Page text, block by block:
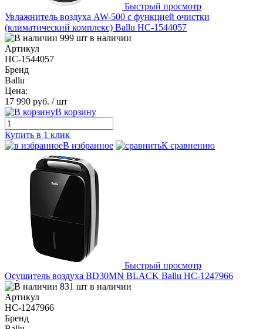
Быстрый просмотр
Увлажнитель воздуха AW-500 с функцией очистки
(климатический комплекс) Ballu НС-1544057
999 шт в наличии
Артикул
НС-1544057
Бренд
Ballu
Цена:
17 990 руб. / шт
В корзину
Купить в 1 клик
В избранное
К сравнению
Быстрый просмотр
Осушитель воздуха BD30MN BLACK Ballu НС-1247966
831 шт в наличии
Артикул
НС-1247966
Бренд